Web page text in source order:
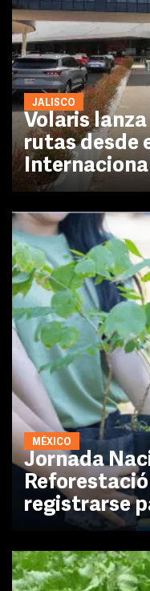
JALISCO
Volaris
rutas desde
MÉXICO
Jornada
registrarse